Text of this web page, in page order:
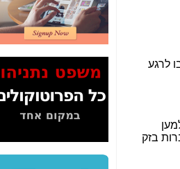
2" על תעלולי השר
משה כחלון -כאן
הסלולר" ואיך מסרסים
את הנתונים לציבור -
כאן
סיכום ביקור בסיליקון